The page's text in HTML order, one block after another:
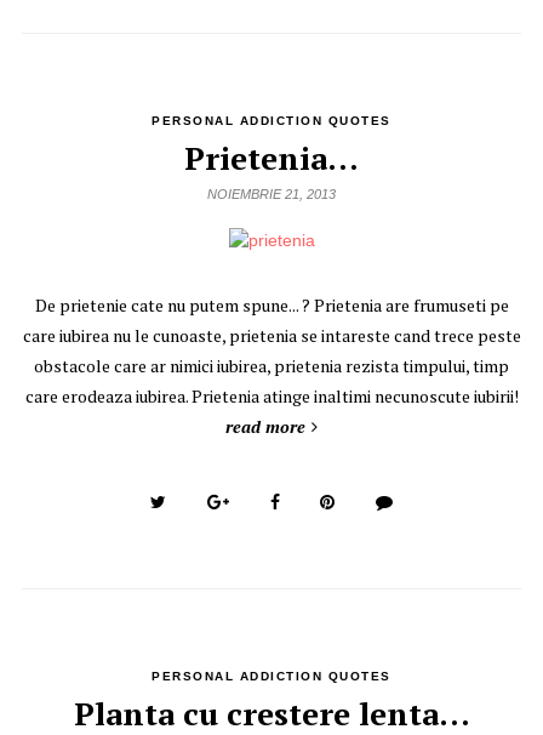
PERSONAL ADDICTION QUOTES
Prietenia…
NOIEMBRIE 21, 2013
De prietenie cate nu putem spune... ? Prietenia are frumuseti pe
care iubirea nu le cunoaste, prietenia se intareste cand trece peste
obstacole care ar nimici iubirea, prietenia rezista timpului, timp
care erodeaza iubirea. Prietenia atinge inaltimi necunoscute iubirii!
read more
PERSONAL ADDICTION QUOTES
Planta cu crestere lenta…